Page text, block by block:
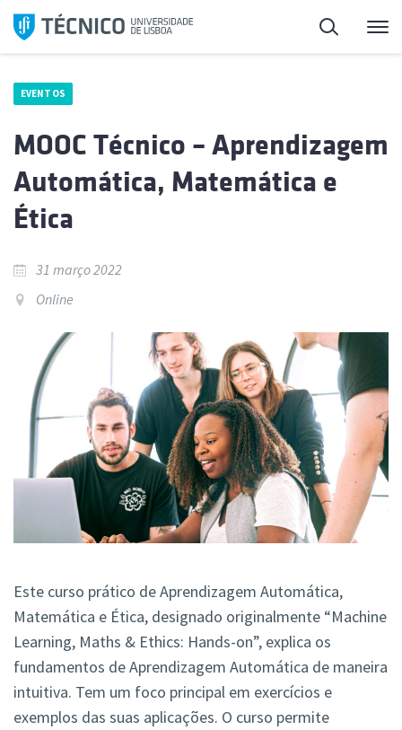
Saltar
para
Pesquisa
EVENTOS
MOOC Técnico – Aprendizagem
Automática, Matemática e
Ética
31 março 2022
Online
Este curso prático de Aprendizagem Automática,
Matemática e Ética, designado originalmente “Machine
Learning, Maths & Ethics: Hands-on”, explica os
fundamentos de Aprendizagem Automática de maneira
intuitiva. Tem um foco principal em exercícios e
exemplos das suas aplicações. O curso permite